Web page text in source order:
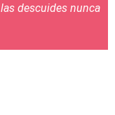
descuides nunca